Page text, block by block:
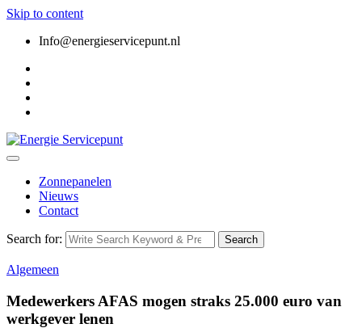
Skip to content
Info@energieservicepunt.nl
Zonnepanelen
Nieuws
Contact
Search for: Search
Algemeen
Medewerkers AFAS mogen straks 25.000 euro van
werkgever lenen